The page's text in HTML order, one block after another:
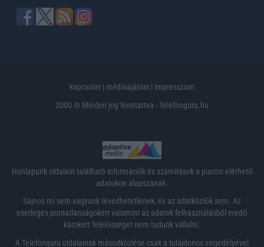
kapcsolat | médiaajánlat | impresszum
2000 © Minden jog fenntartva - Telefonguru.hu
Honlapunk oldalain található információk és számítások a piacon elérhető
adatokon alapszanak.
Sajnos mi sem vagyunk tévedhetetlenek, és az adatközlők sem. Az
esetleges pontatlanságokért valamint az adatok felhasználásból eredő
károkért felelősséget nem tudunk vállalni.
A Telefonguru oldalainak másodközlése csak a tulajdonos engedélyével